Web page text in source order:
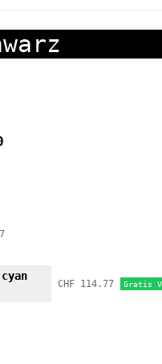
CHF 114.77 Gratis